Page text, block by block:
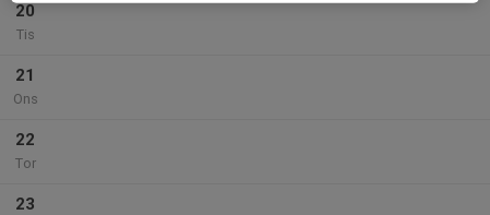
20
Tis
21
Ons
22
Tor
23